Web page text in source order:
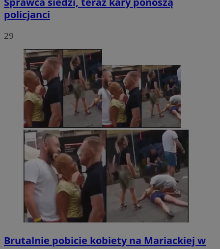
policjanci
29
Brutalnie pobicie kobiety na Mariackiej w